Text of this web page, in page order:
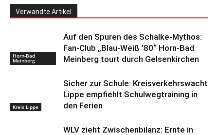
Verwandte Artikel
Horn-Bad
Meinberg
Auf den Spuren des Schalke-Mythos:
Fan-Club „Blau-Weiß ’80“ Horn-Bad
Meinberg tourt durch Gelsenkirchen
Kreis Lippe
Sicher zur Schule: Kreisverkehrswacht
Lippe empfiehlt Schulwegtraining in
den Ferien
WLV zieht Zwischenbilanz: Ernte in